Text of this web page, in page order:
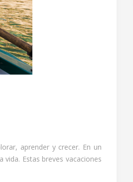
aprender y crecer. En un
Estas breves vacaciones